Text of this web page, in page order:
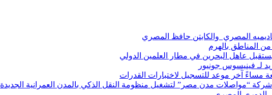
المصري والكابتن حافظ المصري
المناطق بالهرم
عاهل البحرين في مطار العلمين الدولي
لـ فينيسوس جونيور
مساءً آخر موعد للتسجيل لاختبارات القدرات
“مواصلات مدن مصر” لتشغيل منظومة النقل الذكي بالمدن العمرانية الجديدة